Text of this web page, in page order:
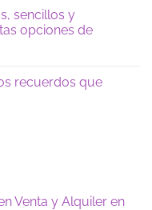
sencillos y
opciones de
recuerdos que
Venta y Alquiler en